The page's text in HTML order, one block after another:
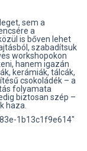
sem a
a
is bőven lehet
szabadítsuk
workshopokon
hanem igazán
kerámiák, tálcák,
csokoládék – a
folyamata
biztosan szép –
haza.
1b13c1f9e614"